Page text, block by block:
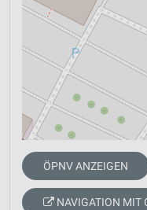
ÖPNV ANZEIGEN
NAVIGATION MIT